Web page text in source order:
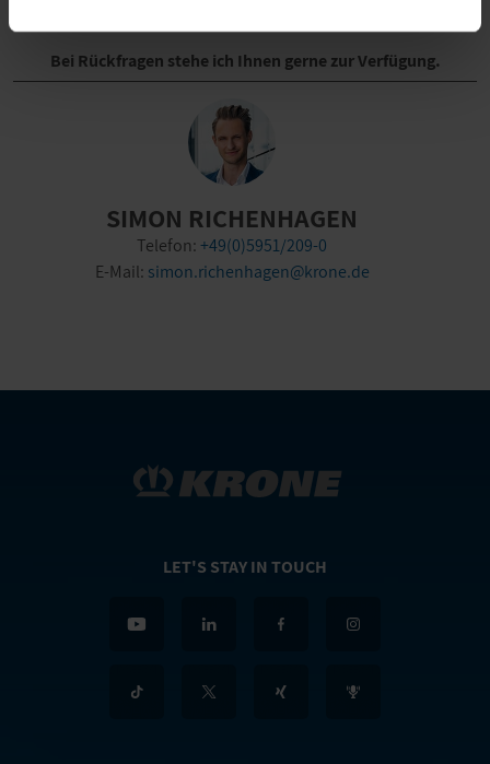
Bei Rückfragen stehe ich Ihnen gerne zur Verfügung.
SIMON RICHENHAGEN
Telefon:+49(0)5951/209-0
E-Mail: simon.richenhagen@krone.de
LET'S STAY IN TOUCH